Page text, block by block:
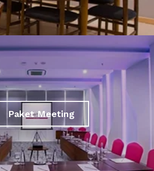
Paket Meeting